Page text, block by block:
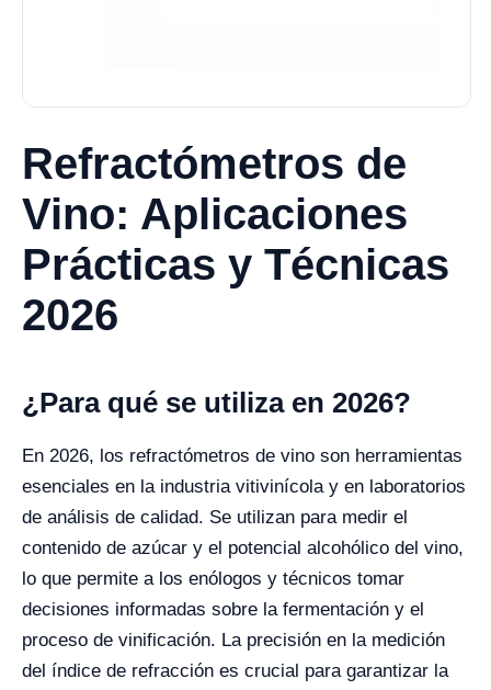
Refractómetros de
Vino: Aplicaciones
Prácticas y Técnicas
2026
¿Para qué se utiliza en 2026?
En 2026, los refractómetros de vino son herramientas
esenciales en la industria vitivinícola y en laboratorios
de análisis de calidad. Se utilizan para medir el
contenido de azúcar y el potencial alcohólico del vino,
lo que permite a los enólogos y técnicos tomar
decisiones informadas sobre la fermentación y el
proceso de vinificación. La precisión en la medición
del índice de refracción es crucial para garantizar la